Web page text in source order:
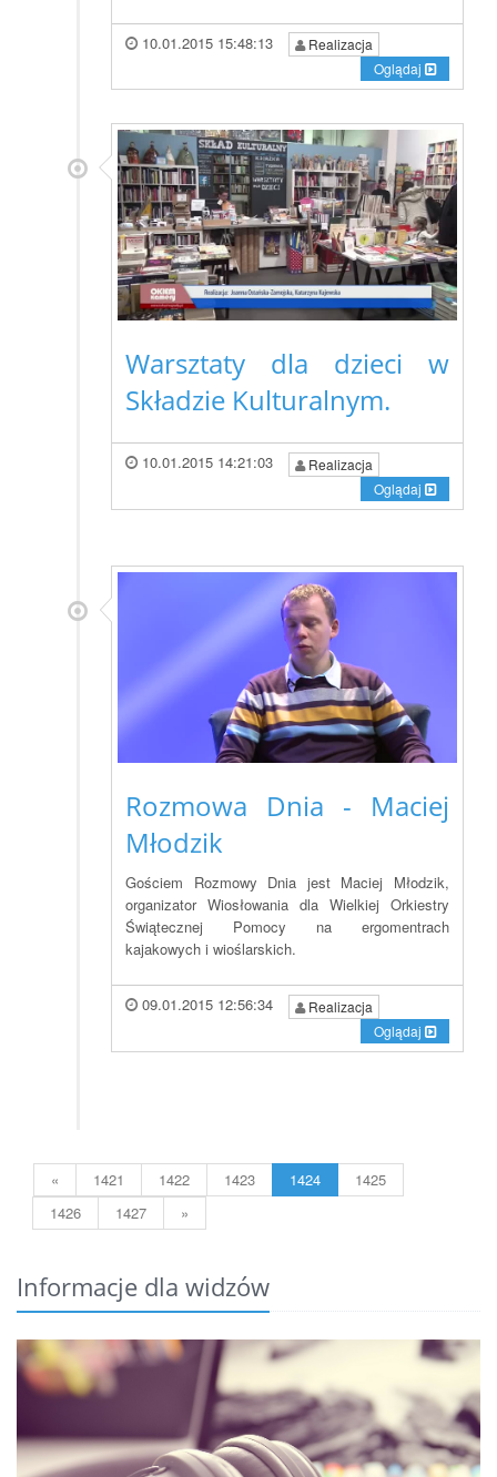
10.01.2015 15:48:13
Realizacja
Oglądaj
Warsztaty dla dzieci w
Składzie Kulturalnym.
10.01.2015 14:21:03
Realizacja
Oglądaj
Rozmowa Dnia - Maciej
Młodzik
Gościem Rozmowy Dnia jest Maciej Młodzik,
organizator Wiosłowania dla Wielkiej Orkiestry
Świątecznej Pomocy na ergomentrach
kajakowych i wioślarskich.
09.01.2015 12:56:34
Realizacja
Oglądaj
« 1421 1422 1423 1424
1425
1426
1427 »
Informacje dla widzów